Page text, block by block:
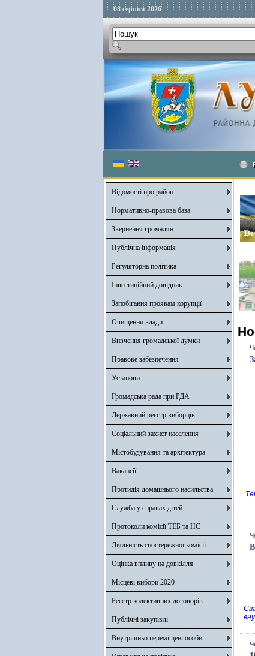
08 серпня 2026
Відомості про район
Нормативно-правова база
Звернення громадян
Публічна інформація
Регуляторна політика
Інвестиційний довідник
Запобігання проявам корупції
Очищення влади
Вивчення громадської думки
Правове забезпечення
Установи
Громадська рада при РДА
Державний реєстр виборців
Соціальний захист населення
Містобудування та архітектура
Вакансії
Протидія домашнього насильства
Служба у справах дітей
Протоколи комісії ТЕБ та НС
Діяльність спостережної комісії
Оцінка впливу на довкілля
Місцеві вибори 2020
Реєстр колективних договорів
Публічні закупівлі
Внутрішньо переміщені особи